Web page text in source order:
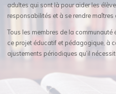
adultes qui sont là pour aider les
responsabilités et à se rendre maîtres
Tous les membres de la communauté
ce projet éducatif et pédagogique, à
ajustements périodiques qu’il